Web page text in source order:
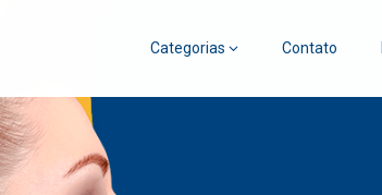
Categorias Contato